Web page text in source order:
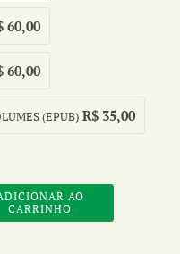
60,00
60,00
(EPUB) R$ 35,00
AO
CARRINHO